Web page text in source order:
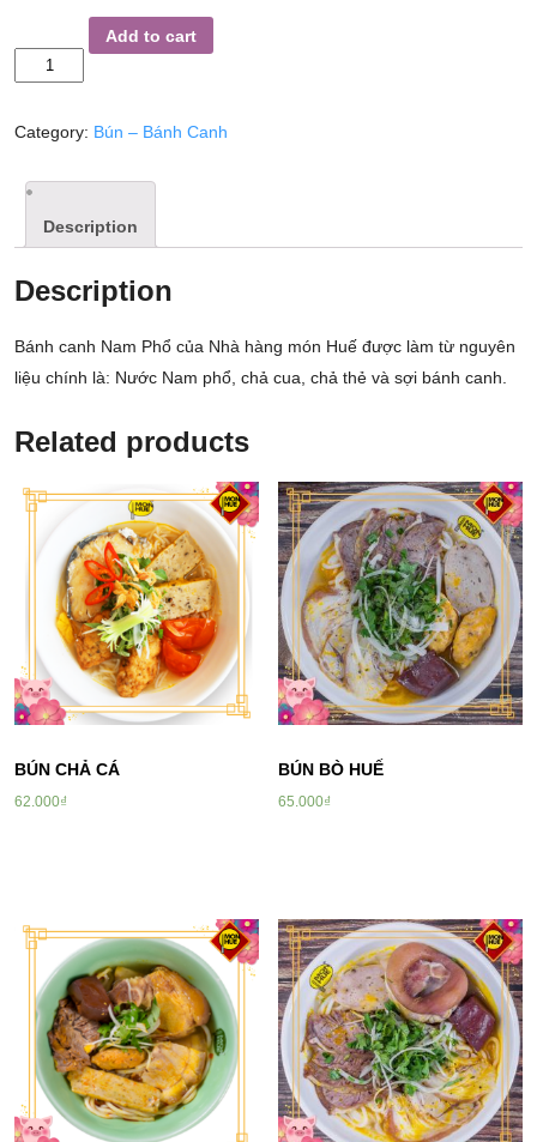
CANH
PHỔ
Add to cart
Category: Bún – Bánh Canh
Description
Description
Bánh canh Nam Phổ của Nhà hàng món Huế được làm từ nguyên
liệu chính là: Nước Nam phổ, chả cua, chả thẻ và sợi bánh canh.
Related products
BÚN CHẢ CÁ
62.000₫
BÚN BÒ HUẾ
65.000₫